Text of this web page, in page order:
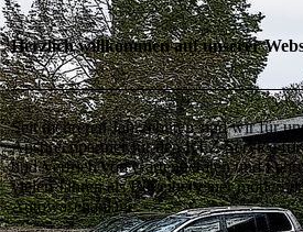
Herzlich willkommen auf unserer
Seit mehreren Jahrzehnten sind wir für
Ansprechpartner für den KFZ-Service
und Vertrieb von Gartengeräten und
vielen Jahren als Betreiber einer
Autowaschanlage.